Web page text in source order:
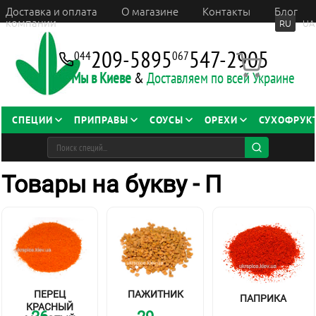
Доставка и оплата О магазине Контакты Блог
компании RU UA
044209-5895067547-2905
Мы в Киеве &Доставляем по всей Украине
СПЕЦИИ ПРИПРАВЫ СОУСЫ ОРЕХИ
Товары на букву - П
ПЕРЕЦ
КРАСНЫЙ
ПАЖИТНИК ПАПРИКА